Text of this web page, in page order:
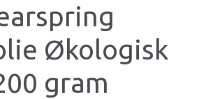
Økologisk
gram